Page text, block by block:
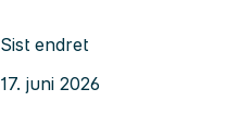
Sist endret
17. juni 2026